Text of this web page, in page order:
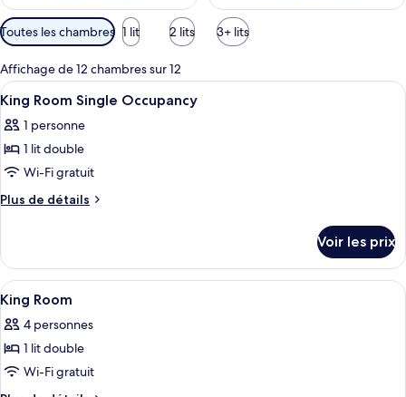
Filtres
disponibles
pour
les
chambres
Toutes les chambres 1 lit 2 lits 3+ lits
Affichage de 12 chambres sur 12
Afficher
toutes
les
photos
pour
ce
chambre :
King
Room
Single
Occupancy
Une chambre d’hôtel dotée d’un
1
King Room Single Occupancy
1 personne
1 lit double
Wi-Fi gratuit
Plus de détails
Plus
le
type
de
chambre
King
Room
Occupancy
Voir les prix
Afficher
toutes
les
photos
pour
Une chambre d’hôtel dotée d’un
1
King Room
4 personnes
1 lit double
Wi-Fi gratuit